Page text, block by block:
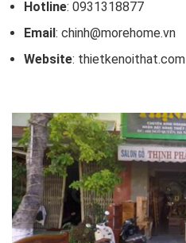
Hotline: 0931318877
Email: chinh@morehome.vn
Website: thietkenoithat.com